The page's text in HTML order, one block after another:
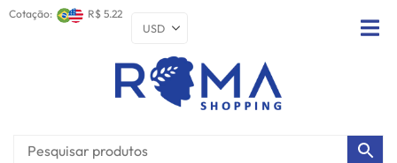
Cotação: R$ 5.22